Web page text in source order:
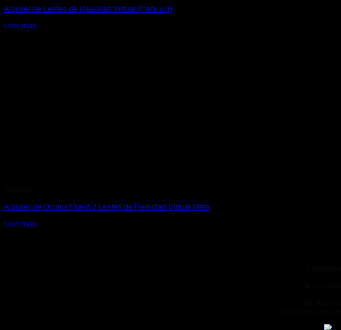
Alquiler de Lentes de Realidad Virtual (Pack x 4)
Leer más
Alquiler de Oculus Quest 2 Lentes de Realidad Virtual Meta
Leer más